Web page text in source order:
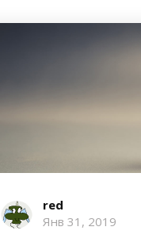
red
Янв 31, 2019